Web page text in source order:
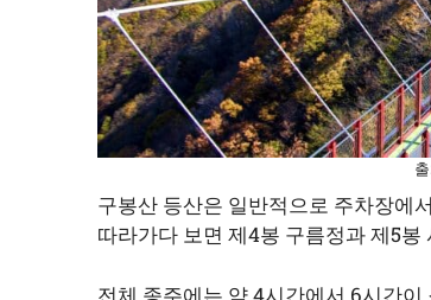
구봉산 등산은 일반적으로 주차장에
따라가다 보면 제4봉 구름정과 제5
전체 종주에는 약 4시간에서 6시간